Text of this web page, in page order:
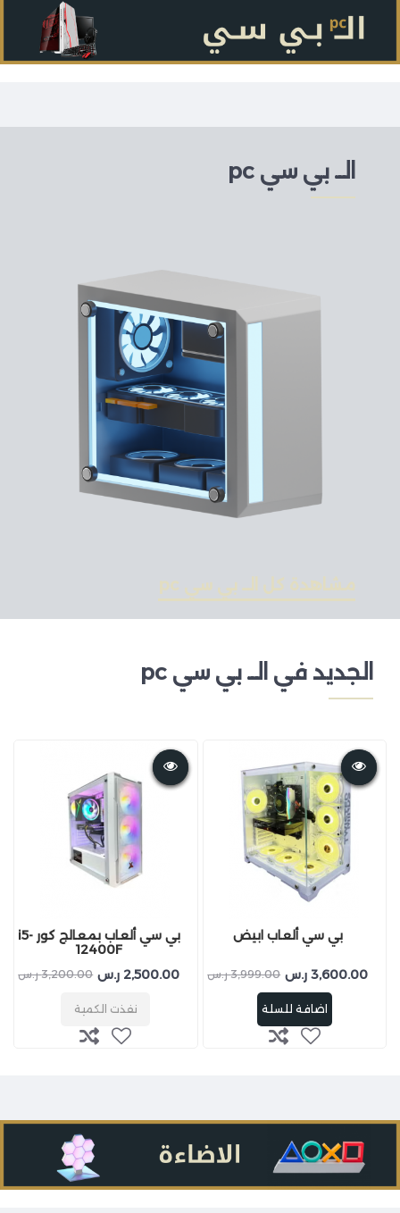
الــ بي سي pc
مشاهدة كل الــ بي سي pc
الجديد في الــ بي سي pc
بي سي ألعاب ابيض
3,600.00 ر.س 3,999.00 ر.س
اضافة للسلة
بي سي ألعاب بمعالج كور i5-
12400F
2,500.00 ر.س
3,200.00 ر.س
نفذت الكمية